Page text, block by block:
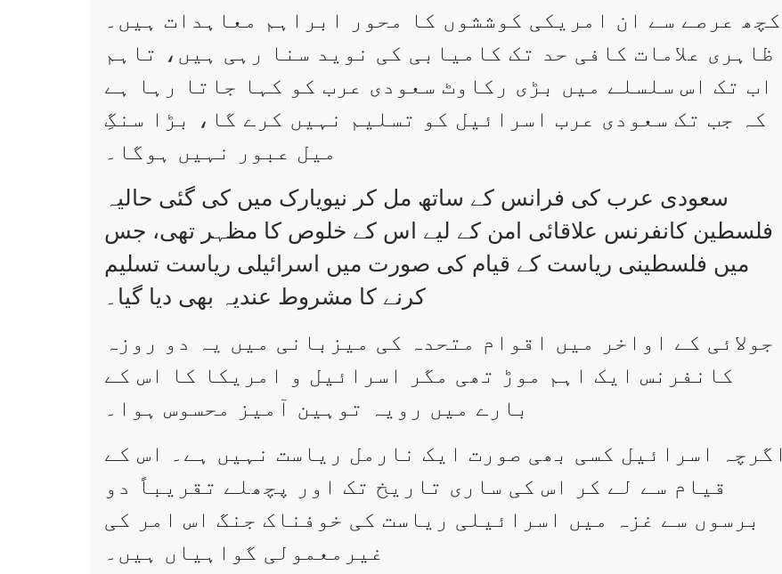
کچھ عرصے سے ان امریکی کوششوں کا محور ابراہم معاہدات ہیں۔
ظاہری علامات کافی حد تک کامیابی کی نوید سنا رہی ہیں، تاہم
اب تک اس سلسلے میں بڑی رکاوٹ سعودی عرب کو کہا جاتا رہا ہے
کہ جب تک سعودی عرب اسرائیل کو تسلیم نہیں کرے گا، بڑا سنگِ
میل عبور نہیں ہوگا۔
سعودی عرب کی فرانس کے ساتھ مل کر نیویارک میں کی گئی حالیہ
فلسطین کانفرنس علاقائی امن کے لیے اس کے خلوص کا مظہر تھی، جس
میں فلسطینی ریاست کے قیام کی صورت میں اسرائیلی ریاست تسلیم
کرنے کا مشروط عندیہ بھی دیا گیا۔
جولائی کے اواخر میں اقوام متحدہ کی میزبانی میں یہ دو روزہ
کانفرنس ایک اہم موڑ تھی مگر اسرائیل و امریکا کا اس کے
بارے میں رویہ توہین آمیز محسوس ہوا۔
اگرچہ اسرائیل کسی بھی صورت ایک نارمل ریاست نہیں ہے۔ اس کے
قیام سے لے کر اس کی ساری تاریخ تک اور پچھلے تقریباً دو
برسوں سے غزہ میں اسرائیلی ریاست کی خوفناک جنگ اس امر کی
غیرمعمولی گواہیاں ہیں۔